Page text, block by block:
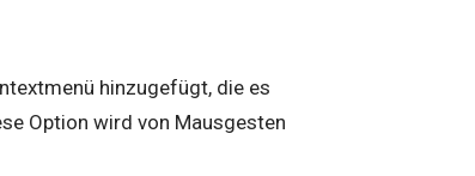
hinzugefügt, die es
Option wird von Mausgesten